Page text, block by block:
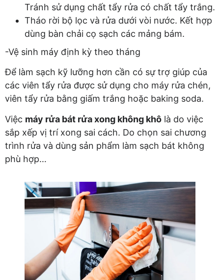
Tránh sử dụng chất tẩy rửa có chất tẩy trắng.
Tháo rời bộ lọc và rửa dưới vòi nước. Kết hợp
dùng bàn chải cọ sạch các mảng bám.
-Vệ sinh máy định kỳ theo tháng
Để làm sạch kỹ lưỡng hơn cần có sự trợ giúp của
các viên tẩy rửa được sử dụng cho máy rửa chén,
viên tẩy rửa bằng giấm trắng hoặc baking soda.
Việc máy rửa bát rửa xong không khô là do việc
sắp xếp vị trí xong sai cách. Do chọn sai chương
trình rửa và dùng sản phẩm làm sạch bát không
phù hợp…